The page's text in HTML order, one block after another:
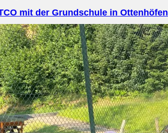
mit der Grundschule in Ottenhöfen